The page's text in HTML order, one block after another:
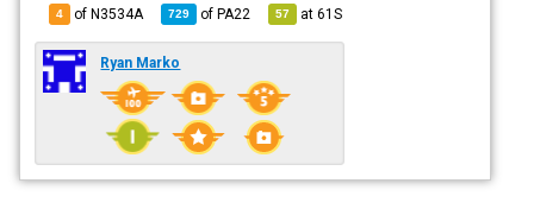
4 of N3534A 729 ofPA22 57 at61S
Ryan Marko